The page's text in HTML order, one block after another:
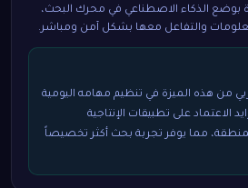
بوضع الذكاء الاصطناعي في محرك البحث،
والتفاعل معها بشكل آمن ومباشر.
من هذه الميزة في تنظيم مهامه اليومية
على تطبيقات الإنتاجية
مما يوفر تجربة بحث أكثر تخصيصاً